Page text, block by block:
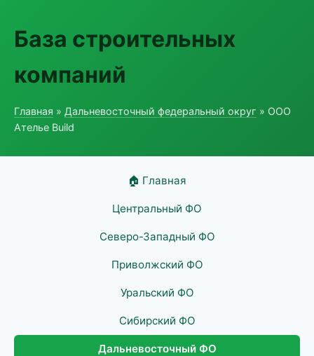
База строительных
компаний
Главная » Дальневосточный федеральный округ » ООО
Ателье Build
🏠 Главная
Центральный ФО
Северо-Западный ФО
Приволжский ФО
Уральский ФО
Сибирский ФО
Дальневосточный ФО